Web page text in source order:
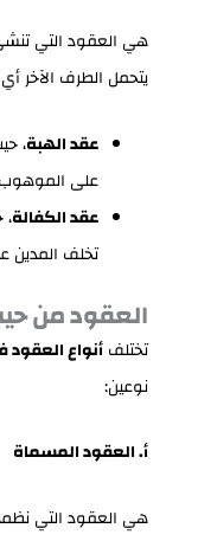
هي العقود التي
يتحمل الطرف الآخر
عقد الهبة،
على
عقد الكفالة
تخلف المدين
العقود من
تختلفأنواع العقود
نوعين:
أ. العقود المسماة
هي العقود التي